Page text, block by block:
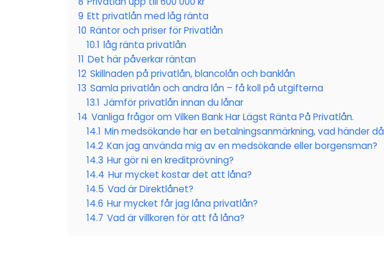
9 Ett privatlån med låg ränta
10 Räntor och priser för Privatlån
10.1 låg ränta privatlån
11 Det här påverkar räntan
12 Skillnaden på privatlån, blancolån och banklån
13 Samla privatlån och andra lån – få koll på utgifterna
13.1 Jämför privatlån innan du lånar
14 Vanliga frågor om Vilken Bank Har Lägst Ränta På Privatlån.
14.1 Min medsökande har en betalningsanmärkning, vad händer
14.2 Kan jag använda mig av en medsökande eller borgensman?
14.3 Hur gör ni en kreditprövning?
14.4 Hur mycket kostar det att låna?
14.5 Vad är Direktlånet?
14.6 Hur mycket får jag låna privatlån?
14.7 Vad är villkoren för att få låna?